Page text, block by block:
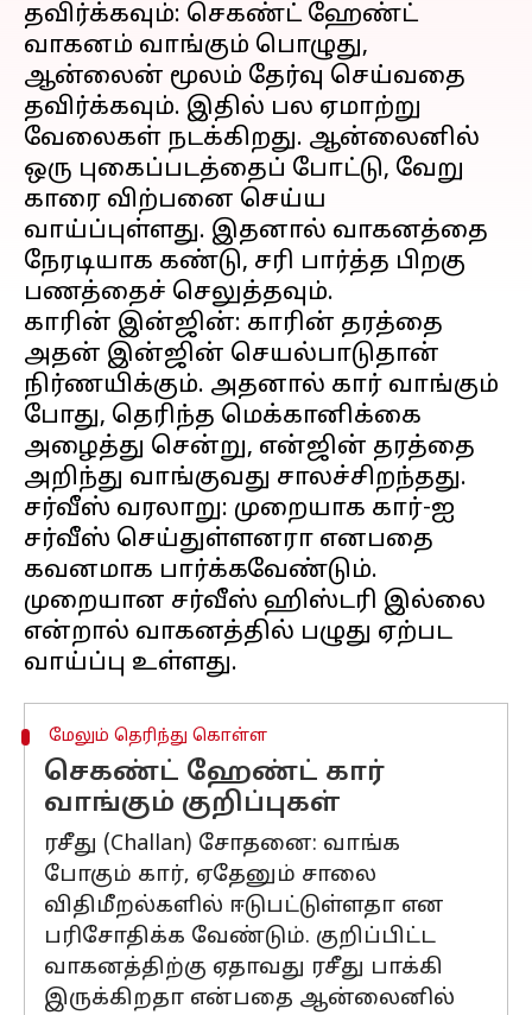
தவிர்க்கவும்: செகண்ட் ஹேண்ட்
வாகனம் வாங்கும் பொழுது,
ஆன்லைன் மூலம் தேர்வு செய்வதை
தவிர்க்கவும். இதில் பல ஏமாற்று
வேலைகள் நடக்கிறது. ஆன்லைனில்
ஒரு புகைப்படத்தைப் போட்டு, வேறு
காரை விற்பனை செய்ய
வாய்ப்புள்ளது. இதனால் வாகனத்தை
நேரடியாக கண்டு, சரி பார்த்த பிறகு
பணத்தைச் செலுத்தவும்.
காரின் இன்ஜின்: காரின் தரத்தை
அதன் இன்ஜின் செயல்பாடுதான்
நிர்ணயிக்கும். அதனால் கார் வாங்கும்
போது, தெரிந்த மெக்கானிக்கை
அழைத்து சென்று, என்ஜின் தரத்தை
அறிந்து வாங்குவது சாலச்சிறந்தது.
சர்வீஸ் வரலாறு: முறையாக கார்-ஐ
சர்வீஸ் செய்துள்ளனரா எனபதை
கவனமாக பார்க்கவேண்டும்.
முறையான சர்வீஸ் ஹிஸ்டரி இல்லை
என்றால் வாகனத்தில் பழுது ஏற்பட
மேலும் தெரிந்து கொள்ள
செகண்ட் ஹேண்ட் கார்
வாங்கும் குறிப்புகள்
ரசீது (Challan) சோதனை: வாங்க
போகும் கார், ஏதேனும் சாலை
விதிமீறல்களில் ஈடுபட்டுள்ளதா என
பரிசோதிக்க வேண்டும். குறிப்பிட்ட
வாகனத்திற்கு ஏதாவது ரசீது பாக்கி
இருக்கிறதா என்பதை ஆன்லைனில்